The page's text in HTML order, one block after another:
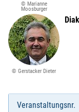
© Marianne
Moosburger
© Gerstacker Dieter
Veranstaltungsnr.